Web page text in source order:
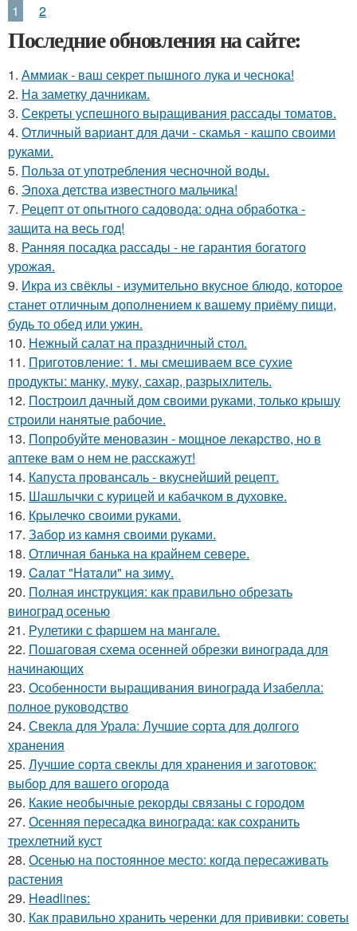
1 2
Последние обновления на сайте:
1. Аммиак - ваш секрет пышного лука и чеснока!
2. На заметку дачникам.
3. Секреты успешного выращивания рассады томатов.
4. Отличный вариант для дачи - скамья - кашпо своими
руками.
5. Польза от употребления чесночной воды.
6. Эпоха детства известного мальчика!
7. Рецепт от опытного садовода: одна обработка -
защита на весь год!
8. Ранняя посадка рассады - не гарантия богатого
урожая.
9. Икра из свёклы - изумительно вкусное блюдо, которое
станет отличным дополнением к вашему приёму пищи,
будь то обед или ужин.
10. Нежный салат на праздничный стол.
11. Приготовление: 1. мы смешиваем все сухие
продукты: манку, муку, сахар, разрыхлитель.
12. Построил дачный дом своими руками, только крышу
строили нанятые рабочие.
13. Попробуйте меновазин - мощное лекарство, но в
аптеке вам о нем не расскажут!
14. Капуста провансаль - вкуснейший рецепт.
15. Шашлычки с курицей и кабачком в духовке.
16. Крылечко своими руками.
17. Забор из камня своими руками.
18. Отличная банька на крайнем севере.
19. Caлaт "Нaтaли" нa зиму.
20. Полная инструкция: как правильно обрезать
виноград осенью
21. Рулетики с фаршем на мангале.
22. Пошаговая схема осенней обрезки винограда для
начинающих
23. Особенности выращивания винограда Изабелла:
полное руководство
24. Свекла для Урала: Лучшие сорта для долгого
хранения
25. Лучшие сорта свеклы для хранения и заготовок:
выбор для вашего огорода
26. Какие необычные рекорды связаны с городом
27. Осенняя пересадка винограда: как сохранить
трехлетний куст
28. Осенью на постоянное место: когда пересаживать
растения
29. Headlines:
30. Как правильно хранить черенки для прививки: советы